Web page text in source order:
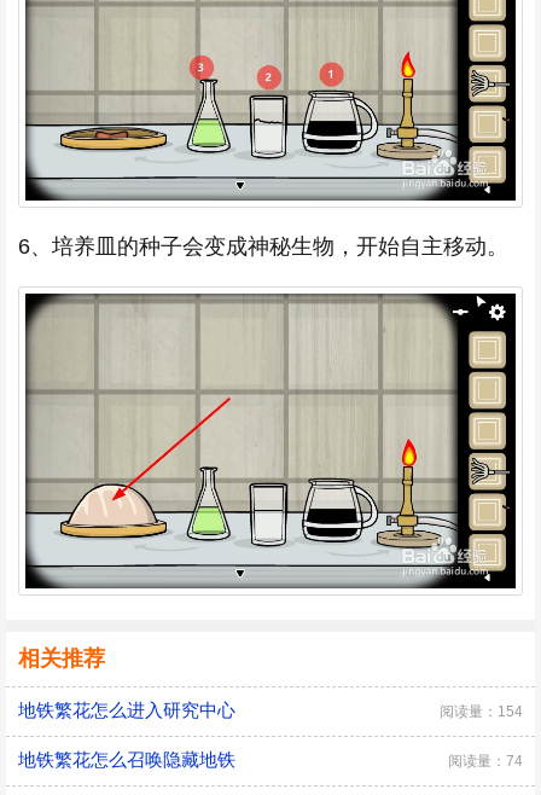
6、培养皿的种子会变成神秘生物，开始自主移动。
相关推荐
地铁繁花怎么进入研究中心 阅读量：154
地铁繁花怎么召唤隐藏地铁 阅读量：74